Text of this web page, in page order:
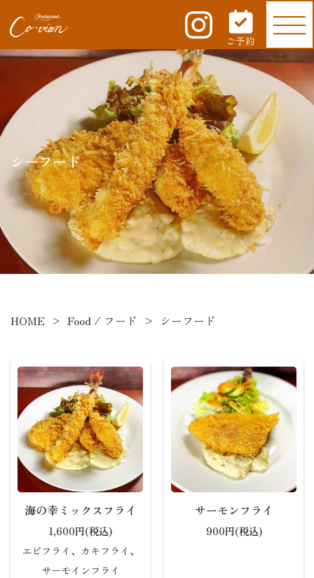
ご予約
シーフード
HOME Food / フード シーフード
海の幸ミックスフライ
1,600円(税込)
エビフライ、カキフライ、
サーモインフライ
サーモンフライ
900円(税込)